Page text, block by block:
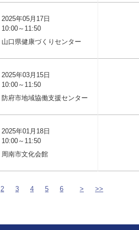
2025年05月17日
10:00～11:50
山口県健康づくりセンター
2025年03月15日
10:00～11:50
防府市地域協働支援センター
2025年01月18日
10:00～11:50
周南市文化会館
2 3 4 5 6 > >>